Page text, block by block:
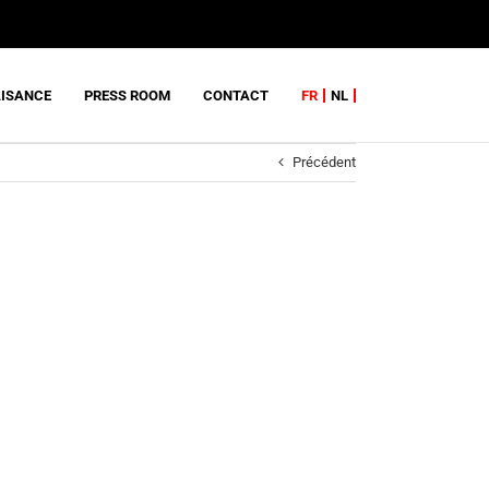
PRESS ROOM CONTACT FR NL
Précédent